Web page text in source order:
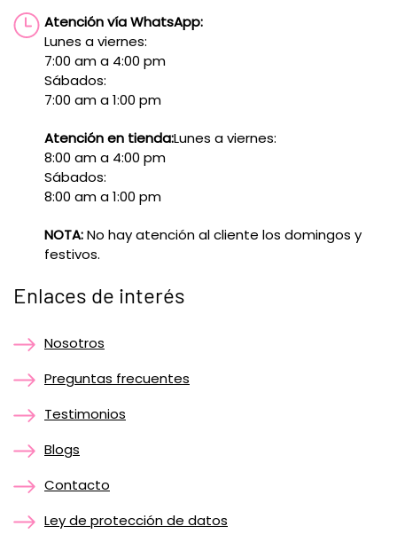
Atención vía WhatsApp:
Lunes a viernes:
7:00 am a 4:00 pm
Sábados:
7:00 am a 1:00 pm
Atención en tienda:Lunes a viernes:
8:00 am a 4:00 pm
Sábados:
8:00 am a 1:00 pm
NOTA:No hay atención al cliente los domingos y
festivos.
Enlaces de interés
Nosotros
Preguntas frecuentes
Testimonios
Blogs
Contacto
Ley de protección de datos